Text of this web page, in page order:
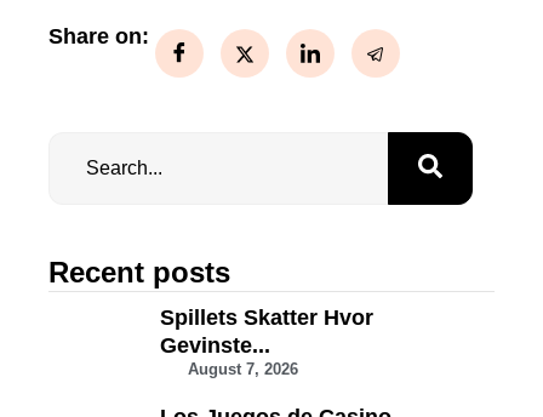
Share on:
Recent posts
Spillets Skatter Hvor
Gevinste...
August 7, 2026